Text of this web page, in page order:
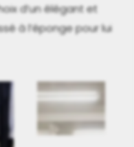
d’un élégant et
à l’éponge pour lui